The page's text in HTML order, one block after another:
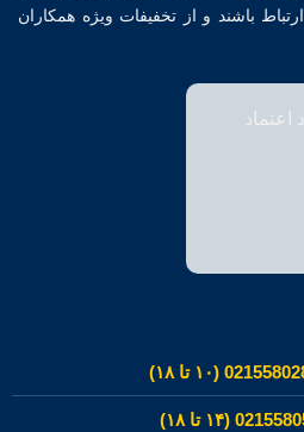
باشند و از تخفیفات ویژه همکاران
(۱۰ تا ۱۸)
(۱۴ تا ۱۸)